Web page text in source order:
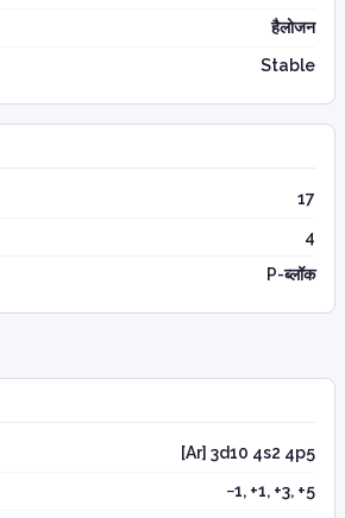
हैलोजन
Stable
17
4
P-ब्लॉक
[Ar] 3d10 4s2 4p5
−1, +1, +3, +5